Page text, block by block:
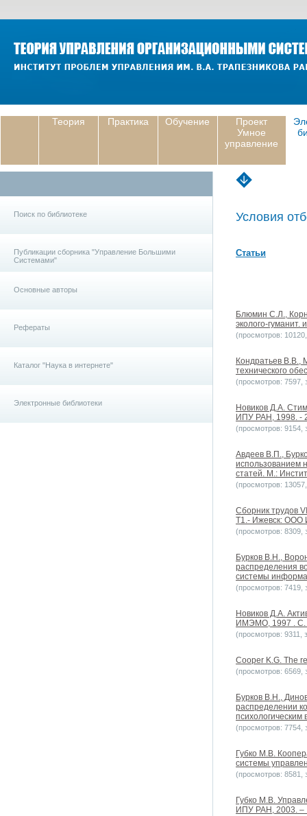
Теория Практика Обучение
Проект
Умное
управление
Поиск по библиотеке
Публикации сборника "Управление Большими
Системами"
Основные авторы
Рефераты
Каталог "Наука в интернете"
Электронные библиотеки
Условия
Статьи
Блюмин С.Л.,
эколого-
(просмотров:
Кондратьев В.В.,
технического
(просмотров: 7597,
Новиков Д.А.
ИПУ РАН, 1998. -
(просмотров: 9154,
Авдеев В.П.,
использованием
статей. М.:
(просмотров:
Сборник трудов
Т1.- Ижевск: ООО
(просмотров: 8309,
Бурков B.H.,
распределения
системы
(просмотров: 7419,
Новиков Д.А.
ИМЭМО, 1997 . С.
(просмотров: 9311,
Cooper K.G. The
(просмотров: 6569,
Бурков B.H.,
распределении
психологическим
(просмотров: 7754,
Губко М.В.
системы
(просмотров: 8581,
Губко М.В.
ИПУ РАН, 2003. –